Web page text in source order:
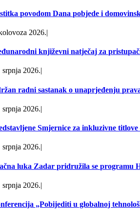
povodom Dana pobjede i
2026.|
književni natječaj za
srpnja 2026.|
radni sastanak o unaprjeđenju
srpnja 2026.|
Smjernice za inkluzivne
srpnja 2026.|
luka Zadar pridružila se programu
srpnja 2026.|
„Pobijediti u globalnoj